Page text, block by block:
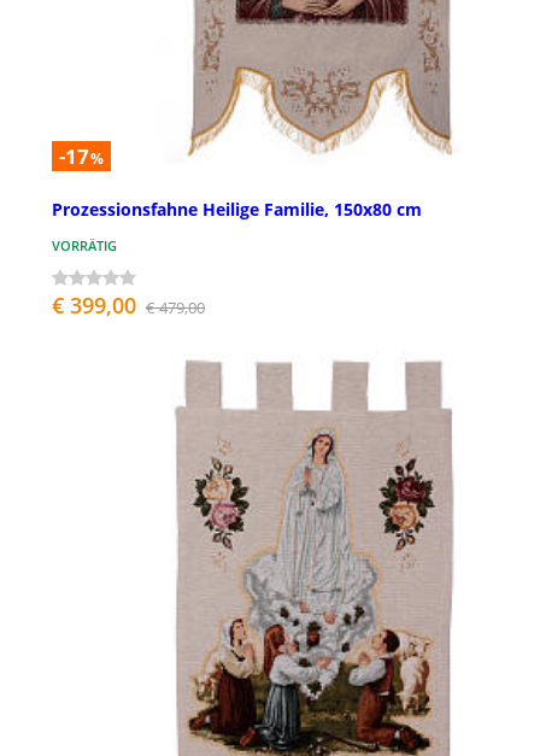
-17%
Prozessionsfahne Heilige Familie, 150x80 cm
VORRÄTIG
€ 399,00 € 479,00